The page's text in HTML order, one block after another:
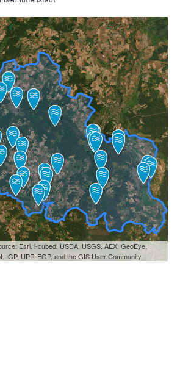
Esri, i-cubed, USDA, USGS, AEX, GeoEye,
IGP, UPR-EGP, and the GIS User Community